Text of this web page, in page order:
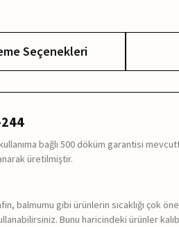
Seçenekleri
bağlı 500 döküm garantisi
üretilmiştir.
balmumu gibi ürünlerin sıcaklığı çok
Bunu haricindeki ürünler